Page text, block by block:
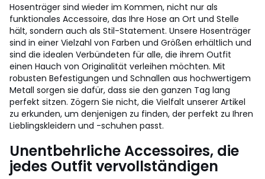
Hosenträger sind wieder im Kommen, nicht nur als
funktionales Accessoire, das Ihre Hose an Ort und Stelle
hält, sondern auch als Stil-Statement. Unsere Hosenträger
sind in einer Vielzahl von Farben und Größen erhältlich und
sind die idealen Verbündeten für alle, die ihrem Outfit
einen Hauch von Originalität verleihen möchten. Mit
robusten Befestigungen und Schnallen aus hochwertigem
Metall sorgen sie dafür, dass sie den ganzen Tag lang
perfekt sitzen. Zögern Sie nicht, die Vielfalt unserer Artikel
zu erkunden, um denjenigen zu finden, der perfekt zu Ihren
Lieblingskleidern und -schuhen passt.
Unentbehrliche Accessoires, die
jedes Outfit vervollständigen